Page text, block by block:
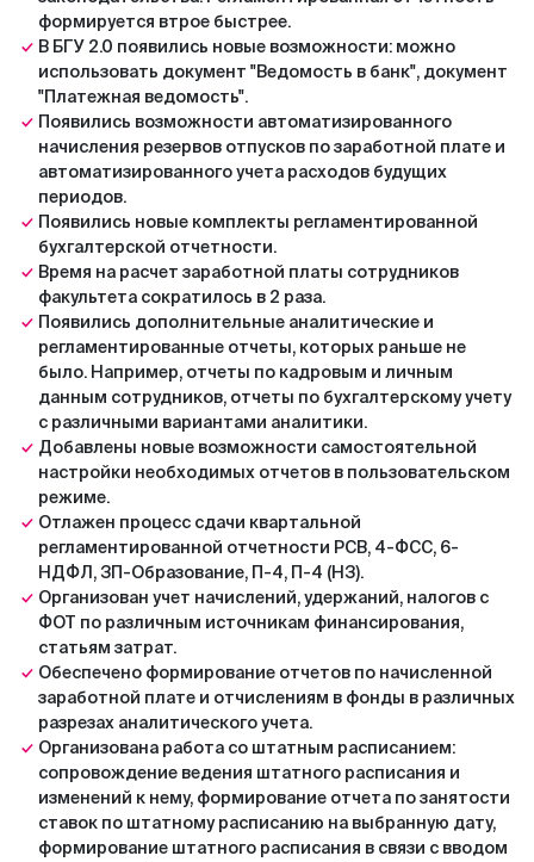
формируется втрое быстрее.
В БГУ 2.0 появились новые возможности: можно
использовать документ "Ведомость в банк", документ
"Платежная ведомость".
Появились возможности автоматизированного
начисления резервов отпусков по заработной плате и
автоматизированного учета расходов будущих
периодов.
Появились новые комплекты регламентированной
бухгалтерской отчетности.
Время на расчет заработной платы сотрудников
факультета сократилось в 2 раза.
Появились дополнительные аналитические и
регламентированные отчеты, которых раньше не
было. Например, отчеты по кадровым и личным
данным сотрудников, отчеты по бухгалтерскому учету
с различными вариантами аналитики.
Добавлены новые возможности самостоятельной
настройки необходимых отчетов в пользовательском
режиме.
Отлажен процесс сдачи квартальной
регламентированной отчетности РСВ, 4-ФСС, 6-
НДФЛ, ЗП-Образование, П-4, П-4 (НЗ).
Организован учет начислений, удержаний, налогов с
ФОТ по различным источникам финансирования,
статьям затрат.
Обеспечено формирование отчетов по начисленной
заработной плате и отчислениям в фонды в различных
разрезах аналитического учета.
Организована работа со штатным расписанием:
сопровождение ведения штатного расписания и
изменений к нему, формирование отчета по занятости
ставок по штатному расписанию на выбранную дату,
формирование штатного расписания в связи с вводом